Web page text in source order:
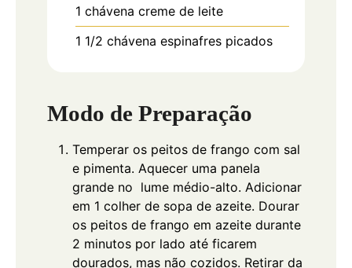
1 chávena creme de leite
1 1/2 chávena espinafres picados
Modo de Preparação
Temperar os peitos de frango com sal
e pimenta. Aquecer uma panela
grande no lume médio-alto. Adicionar
em 1 colher de sopa de azeite. Dourar
os peitos de frango em azeite durante
2 minutos por lado até ficarem
dourados, mas não cozidos. Retirar da